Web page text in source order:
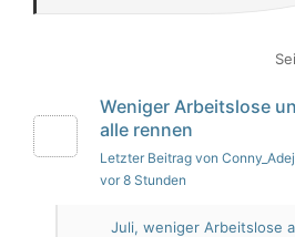
Weniger Arbeitslose
alle rennen
Letzter Beitrag von
vor 8 Stunden
Juli, weniger Arbeitslose